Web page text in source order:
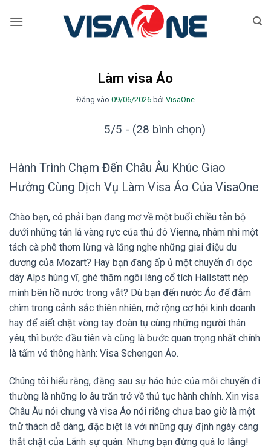
qua
Làm visa Áo
Đăng vào 09/06/2026 bởi VisaOne
5/5 - (28 bình chọn)
Hành Trình Chạm Đến Châu Âu Khúc Giao
Hưởng Cùng Dịch Vụ Làm Visa Áo Của VisaOne
Chào bạn, có phải bạn đang mơ về một buổi chiều tản bộ
dưới những tán lá vàng rực của thủ đô Vienna, nhâm nhi một
tách cà phê thơm lừng và lắng nghe những giai điệu du
dương của Mozart? Hay bạn đang ấp ủ một chuyến đi dọc
dãy Alps hùng vĩ, ghé thăm ngôi làng cổ tích Hallstatt nép
mình bên hồ nước trong vắt? Dù bạn đến nước Áo để đắm
chìm trong cảnh sắc thiên nhiên, mở rộng cơ hội kinh doanh
hay để siết chặt vòng tay đoàn tụ cùng những người thân
yêu, thì bước đầu tiên và cũng là bước quan trọng nhất chính
là tấm vé thông hành: Visa Schengen Áo.
Chúng tôi hiểu rằng, đằng sau sự háo hức của mỗi chuyến đi
thường là những lo âu trăn trở về thủ tục hành chính. Xin visa
Châu Âu nói chung và visa Áo nói riêng chưa bao giờ là một
thử thách dễ dàng, đặc biệt là với những quy định ngày càng
thắt chặt của Lãnh sự quán. Nhưng bạn đừng quá lo lắng!